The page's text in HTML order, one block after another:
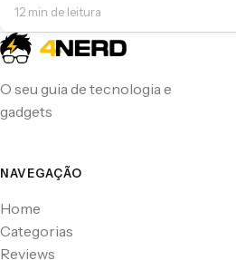
12 min de leitura
O seu guia de tecnologia e
gadgets
NAVEGAÇÃO
Home
Categorias
Reviews